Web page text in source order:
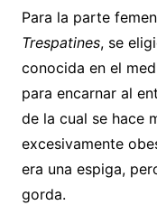
Para la parte
Trespatines, se
conocida en el
para encarnar al
de la cual se hace
excesivamente
era una espiga,
gorda.